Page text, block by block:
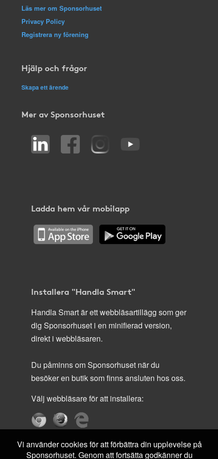
Läs mer om Sponsorhuset
Privacy Policy
Registrera ny förening
Hjälp och frågor
Skapa ett ärende
Mer av Sponsorhuset
Ladda hem vår mobilapp
Installera "Handla Smart"
Handla Smart är ett webbläsartillägg som ger
dig Sponsorhuset i en minifierad version,
direkt i webbläsaren.
Du påminns om Sponsorhuset när du
besöker en butik som finns ansluten hos oss.
Välj webbläsare för att installera:
Vi använder cookies för att förbättra din upplevelse på
Sponsorhuset. Genom att fortsätta godkänner du